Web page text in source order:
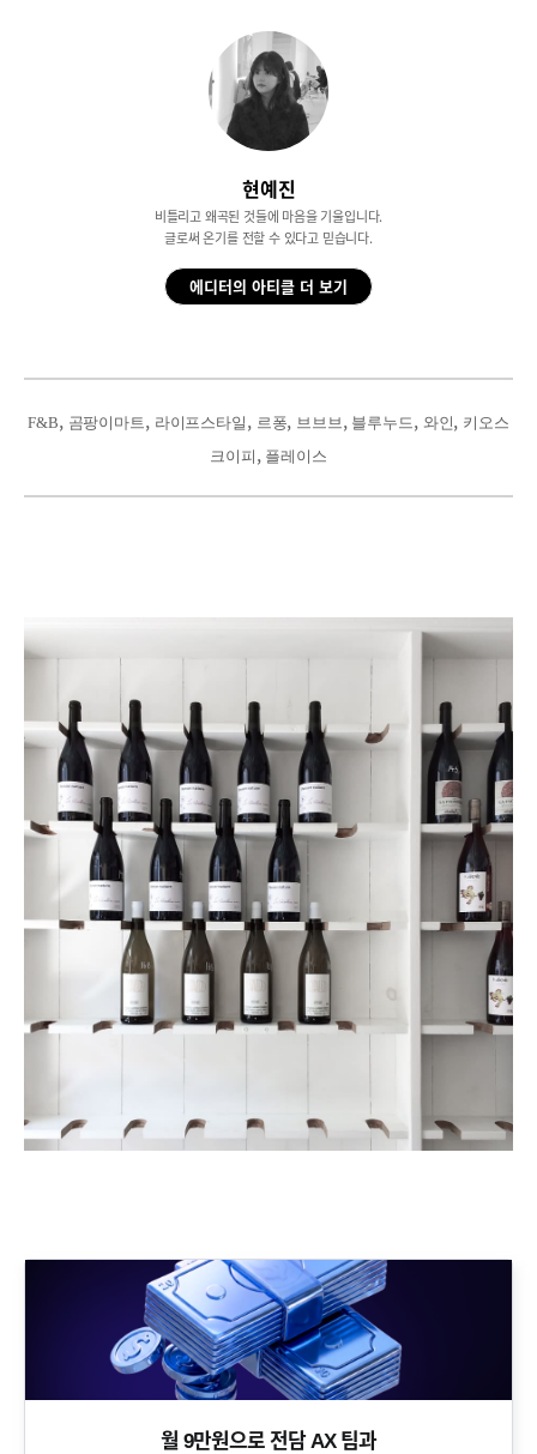
현예진
비틀리고 왜곡된 것들에 마음을 기울입니다.
글로써 온기를 전할 수 있다고 믿습니다.
에디터의 아티클 더 보기
F&B, 곰팡이마트 , 라이프스타일 , 르퐁, 브브브 , 블루누드 , 와인, 키오스
크이피 , 플레이스
월 9만원으로 전담 AX 팀과